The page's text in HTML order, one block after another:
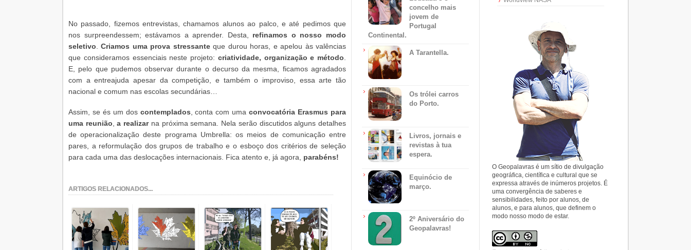
No passado, fizemos entrevistas, chamamos alunos ao palco, e até pedimos que
nos surpreendessem; estávamos a aprender. Desta, refinamos o nosso modo
seletivo .Criamos uma prova stressanteque durou horas, e apelou às valências
que consideramos essenciais neste projeto: criatividade, organização e método
E, pelo que pudemos observar durante o decurso da mesma, ficamos agradados
com a entreajuda apesar da competição, e também o improviso, essa arte tão
nacional e comum nas escolas secundárias…
Assim, se és um dos contemplados , conta com umaconvocatória Erasmus para
uma reunião ,a realizar na próxima semana. Nela serão discutidos alguns detalhes
de operacionalização deste programa Umbrella: os meios de comunicação entre
pares, a reformulação dos grupos de trabalho e o esboço dos critérios de seleção
para cada uma das deslocações internacionais. Fica atento e, já agora, parabéns!
ARTIGOS RELACIONADOS...
concelho mais
jovem de
Portugal
Continental.
A Tarantella.
Os trólei carros
do Porto.
Livros, jornais e
revistas à tua
espera.
Equinócio de
março.
2º Aniversário do
Geopalavras!
O Geopalavras é um sítio de divulgação
geográfica, científica e cultural que se
expressa através de inúmeros projetos. É
uma convergência de saberes e
sensibilidades, feito por alunos, de
alunos, e para alunos, que definem o
modo nosso modo de estar.